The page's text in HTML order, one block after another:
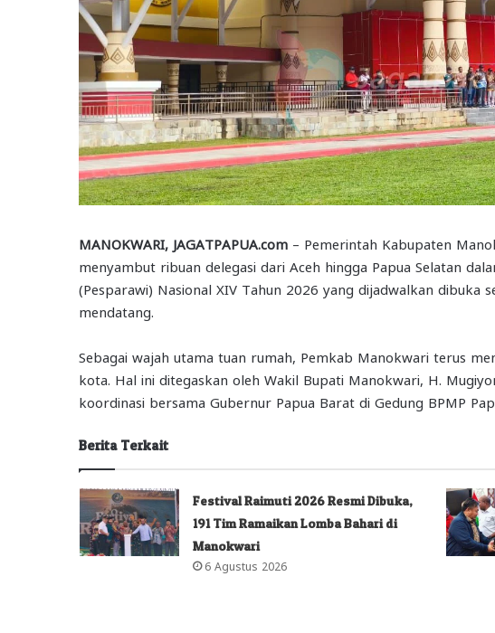
MANOKWARI, JAGATPAPUA.com – Pemerintah Kabupaten
menyambut ribuan delegasi dari Aceh hingga Papua Selatan
(Pesparawi) Nasional XIV Tahun 2026 yang dijadwalkan dibuka
mendatang
Sebagai wajah utama tuan rumah, Pemkab Manokwari terus
kota. Hal ini ditegaskan oleh Wakil Bupati Manokwari, H.
koordinasi bersama Gubernur Papua Barat di Gedung BPMP
Berita Terkait
Festival Raimuti 2026 Resmi Dibuka,
191 Tim Ramaikan Lomba Bahari di
Manokwari
6 Agustus 2026